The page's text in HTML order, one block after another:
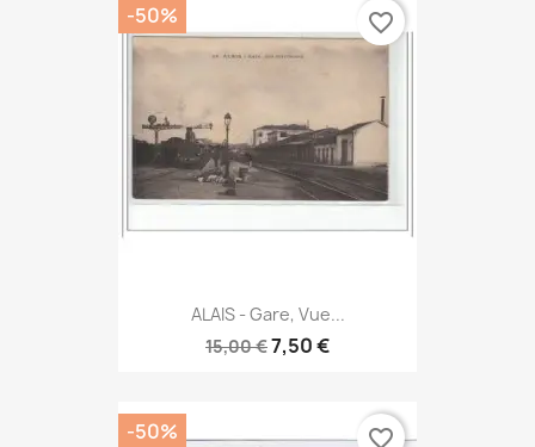
ALAIS - Gare, Vue...
15,00 €7,50 €
-50% favorite_border
-50% favorite_border